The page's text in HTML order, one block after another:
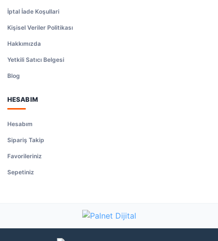
İptal İade Koşullari
Kişisel Veriler Politikası
Hakkımızda
Yetkili Satıcı Belgesi
Blog
HESABIM
Hesabım
Sipariş Takip
Favorileriniz
Sepetiniz